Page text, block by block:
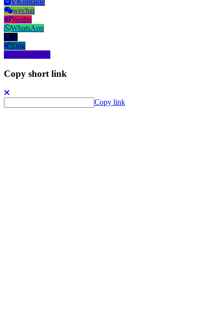
VKontakte
wechat
Weibo
WhatsApp
X
Xing
Yahoo! Mail
Copy short link
Copy link